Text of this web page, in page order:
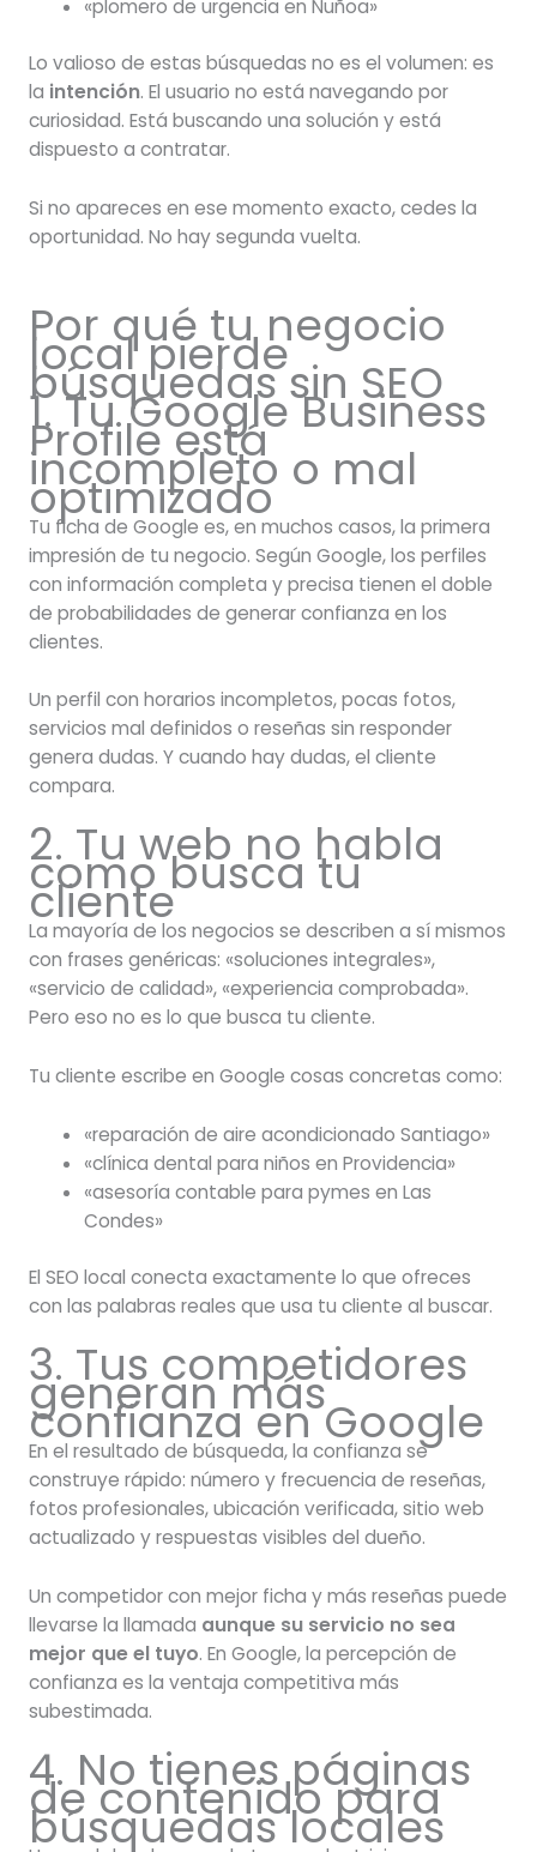
«plomero de urgencia en Ñuñoa»
Lo valioso de estas búsquedas no es el volumen: es
la intención. El usuario no está navegando por
curiosidad. Está buscando una solución y está
dispuesto a contratar.
Si no apareces en ese momento exacto, cedes la
oportunidad. No hay segunda vuelta.
Por qué tu negocio
local pierde
búsquedas sin SEO
1. Tu Google Business
Profile está
incompleto o mal
optimizado
Tu ficha de Google es, en muchos casos, la primera
impresión de tu negocio. Según Google, los perfiles
con información completa y precisa tienen el doble
de probabilidades de generar confianza en los
clientes.
Un perfil con horarios incompletos, pocas fotos,
servicios mal definidos o reseñas sin responder
genera dudas. Y cuando hay dudas, el cliente
compara.
2. Tu web no habla
como busca tu
cliente
La mayoría de los negocios se describen a sí mismos
con frases genéricas: «soluciones integrales»,
«servicio de calidad», «experiencia comprobada».
Pero eso no es lo que busca tu cliente.
Tu cliente escribe en Google cosas concretas como:
«reparación de aire acondicionado Santiago»
«clínica dental para niños en Providencia»
«asesoría contable para pymes en Las
Condes»
El SEO local conecta exactamente lo que ofreces
con las palabras reales que usa tu cliente al buscar.
3. Tus competidores
generan más
confianza en Google
En el resultado de búsqueda, la confianza se
construye rápido: número y frecuencia de reseñas,
fotos profesionales, ubicación verificada, sitio web
actualizado y respuestas visibles del dueño.
Un competidor con mejor ficha y más reseñas puede
llevarse la llamada aunque su servicio no sea
mejor que el tuyo. En Google, la percepción de
confianza es la ventaja competitiva más
subestimada.
4. No tienes páginas
de contenido para
búsquedas locales